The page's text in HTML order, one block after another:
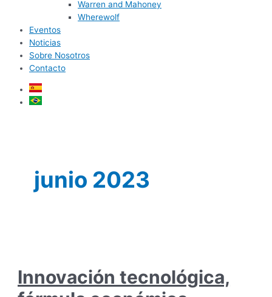
Warren and Mahoney
Wherewolf
Eventos
Noticias
Sobre Nosotros
Contacto
junio 2023
Innovación tecnológica,